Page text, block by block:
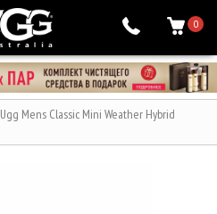
0
Ugg Mens Classic Mini Weather Hybrid